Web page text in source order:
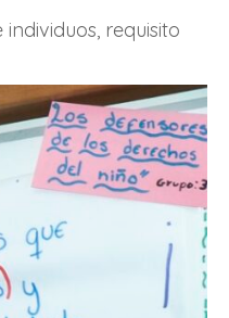
requisito